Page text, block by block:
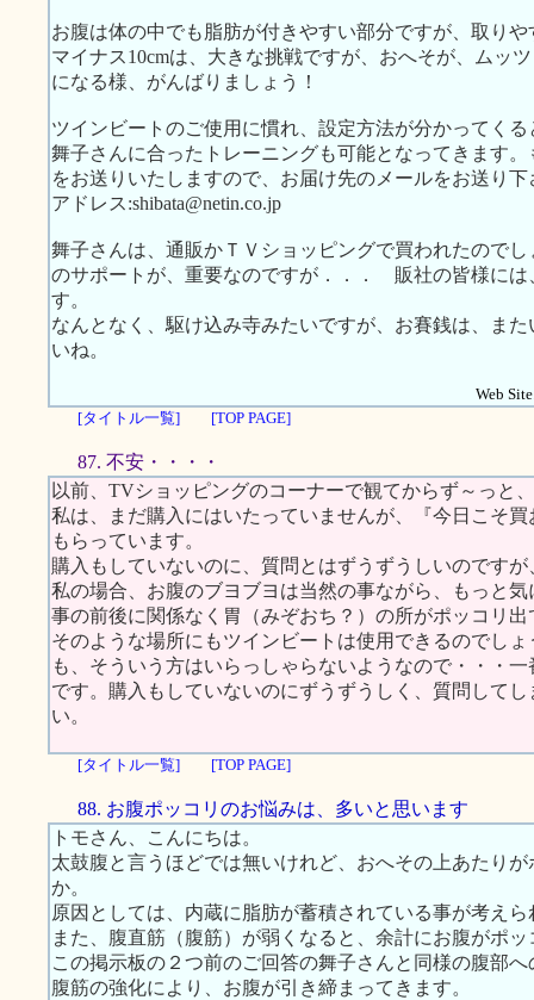
お腹は体の中でも脂肪が付きやすい部分ですが、取り
マイナス10cmは、大きな挑戦ですが、おへそが、ムッ
になる様、がんばりましょう！
ツインビートのご使用に慣れ、設定方法が分かってく
舞子さんに合ったトレーニングも可能となってきます
をお送りいたしますので、お届け先のメールをお送り下
アドレス:shibata@netin.co.jp
舞子さんは、通販かＴＶショッピングで買われたので
のサポートが、重要なのですが．．． 販社の皆様には
す。
なんとなく、駆け込み寺みたいですが、お賽銭は、ま
いね。
Web
[タイトル一覧]
[TOP PAGE]
87. 不安・・・・
以前、TVショッピングのコーナーで観てからず～っと
私は、まだ購入にはいたっていませんが、『今日こそ
もらっています。
購入もしていないのに、質問とはずうずうしいのですが
私の場合、お腹のブヨブヨは当然の事ながら、もっと
事の前後に関係なく胃（みぞおち？）の所がポッコリ
そのような場所にもツインビートは使用できるのでし
も、そういう方はいらっしゃらないようなので・・・
です。購入もしていないのにずうずうしく、質問して
い。
[タイトル一覧] [TOP PAGE]
88. お腹ポッコリのお悩みは、多いと思います
トモさん、こんにちは。
太鼓腹と言うほどでは無いけれど、おへその上あたり
か。
原因としては、内蔵に脂肪が蓄積されている事が考えら
また、腹直筋（腹筋）が弱くなると、余計にお腹がポ
この掲示板の２つ前のご回答の舞子さんと同様の腹部
腹筋の強化により、お腹が引き締まってきます。